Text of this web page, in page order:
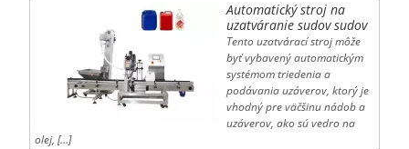
Automatický stroj na
uzatváranie sudov sudov
Tento uzatvárací stroj môže
byť vybavený automatickým
systémom triedenia a
podávania uzáverov, ktorý je
vhodný pre väčšinu nádob a
uzáverov, ako sú vedro na
olej, […]